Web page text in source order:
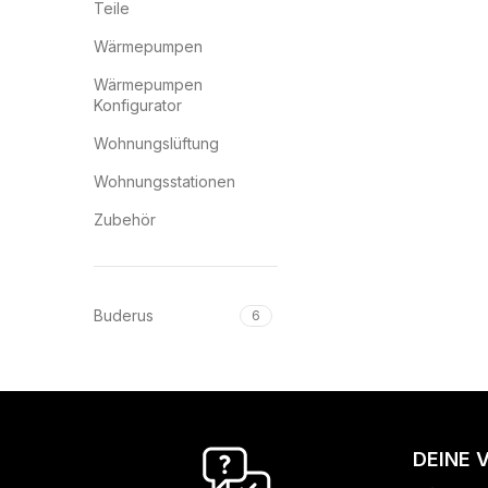
Teile
Wärmepumpen
Wärmepumpen
Konfigurator
Wohnungslüftung
Wohnungsstationen
Zubehör
Buderus 6
DEINE